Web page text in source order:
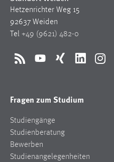
Hetzenrichter Weg 15
92637 Weiden
Tel +49 (9621) 482-0
RSS YouTubeXing LinkedIn
Fragen zum Studium
Studiengänge
Studienberatung
Bewerben
Studienangelegenheiten
Cookie Laufzeit:
Max. 13 Monate
verwendet, um
hinweg verfolgen.
Google Ads